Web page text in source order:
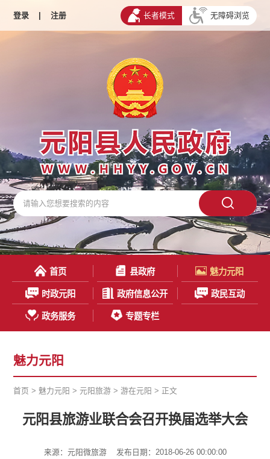
登录 | 注册 长者模式 无障碍浏览
首页 县政府 魅力元阳
时政元阳 政府信息公开 政民互动
政务服务 专题专栏
魅力元阳
首页 > 魅力元阳 >元阳旅游 >游在元阳 > 正文
元阳县旅游业联合会召开换届选举大会
来源：元阳微旅游
发布日期：2018-06-26 00:00:00